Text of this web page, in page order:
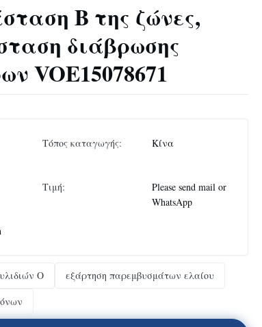
Β της ζώνες,
διάβρωσης
VOE15078671
Τόπος καταγωγής: Κίνα
Τιμή:
Please send mail or
WhatsApp
Ο
εξάρτηση παρεμβυσμάτων ελαίου